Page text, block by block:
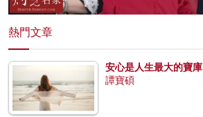
熱門文章
安心是人生最大的寶庫
譚寶碩